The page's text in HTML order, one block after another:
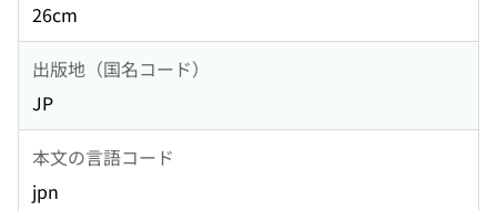
26cm
出版地（国名コード）
JP
本文の言語コード
jpn